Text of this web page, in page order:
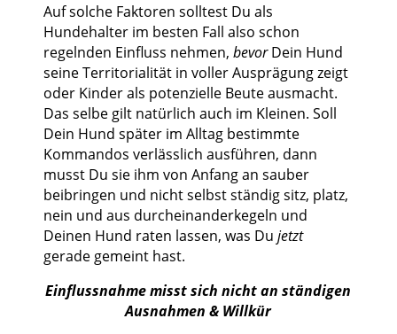
Auf solche Faktoren solltest Du als
Hundehalter im besten Fall also schon
regelnden Einfluss nehmen,bevorDein Hund
seine Territorialität in voller Ausprägung zeigt
oder Kinder als potenzielle Beute ausmacht.
Das selbe gilt natürlich auch im Kleinen. Soll
Dein Hund später im Alltag bestimmte
Kommandos verlässlich ausführen, dann
musst Du sie ihm von Anfang an sauber
beibringen und nicht selbst ständig sitz, platz,
nein und aus durcheinanderkegeln und
Deinen Hund raten lassen, was Dujetzt
gerade gemeint hast.
Einflussnahme misst sich nicht an ständigen
Ausnahmen & Willkür